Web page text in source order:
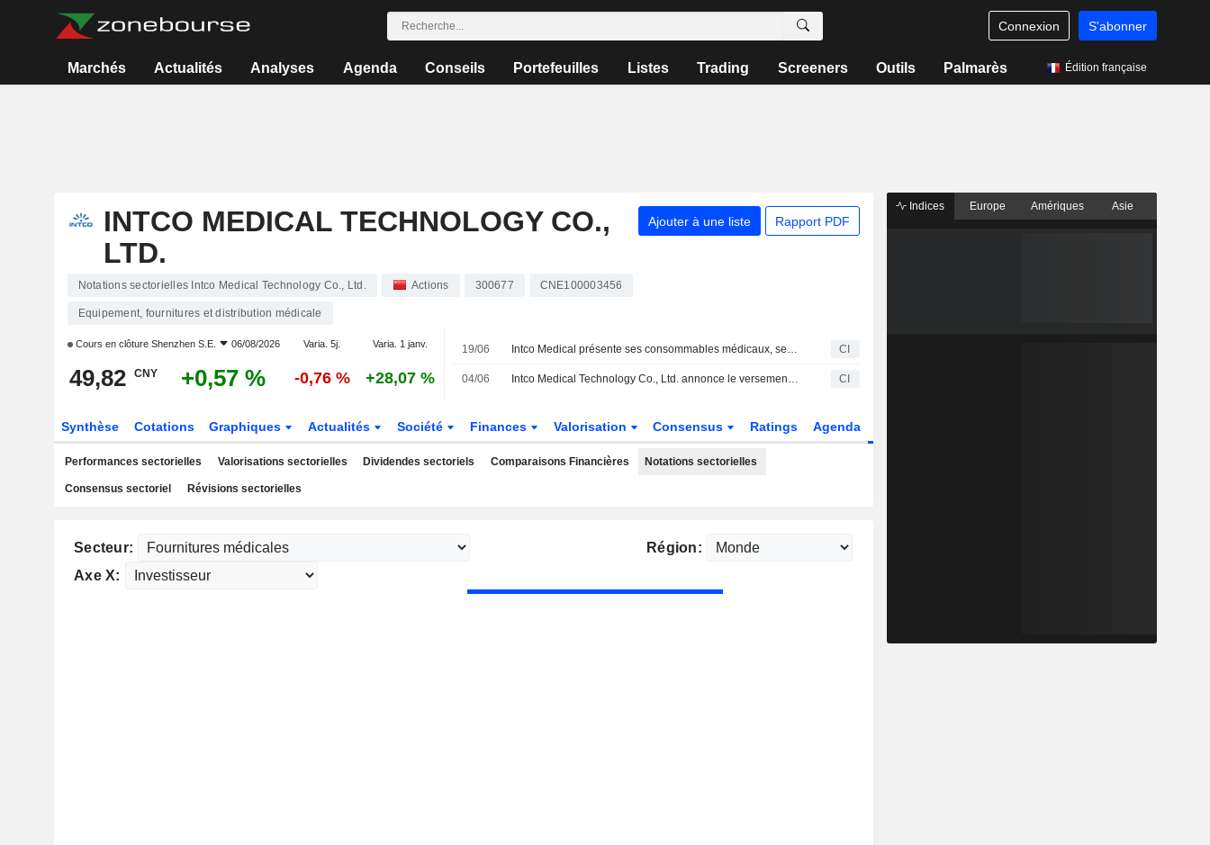
Connexion S'abonner
Marchés Actualités Analyses Agenda Conseils Portefeuilles Listes Trading Screeners Outils Palmarès Édition française
INTCO MEDICAL TECHNOLOGY CO.,
LTD.
Ajouter à une liste Rapport PDF
Notations sectorielles Intco Medical Technology Co., Ltd. Actions 300677 CNE100003456
Equipement, fournitures et distribution médicale
Cours en clôture Shenzhen S.E. 06/08/2026 Varia. 5j. Varia. 1 janv.
49,82 CNY +0,57 % -0,76 % +28,07 %
19/06 Intco Medical présente ses consommables médicaux, ses équipements de rééducation et ses solutions de physiothérapie au salon WHX Miami 2026 CI
04/06 Intco Medical Technology Co., Ltd. annonce le versement du dividende final en numéraire pour 2025 sur ses actions A, payable le 11 juin 2026 CI
Synthèse Cotations Graphiques Actualités Société Finances Valorisation Consensus Ratings Agenda
Performances sectorielles Valorisations sectorielles Dividendes sectoriels Comparaisons Financières Notations sectorielles
Consensus sectoriel Révisions sectorielles
Secteur:
Région:
Axe X:
Indices Europe Amériques Asie